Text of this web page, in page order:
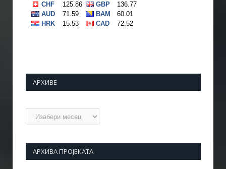
АРХИВЕ
Архиве
АРХИВА ПРОЈЕКАТА